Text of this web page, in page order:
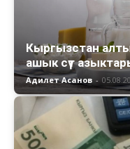
Кыргызстан
ашык сүт
Адилет Асанов -